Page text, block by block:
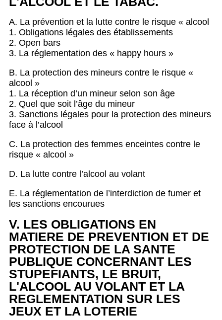
A. La prévention et la lutte contre le risque « alcool
1. Obligations légales des établissements
2. Open bars
3. La réglementation des « happy hours »
B. La protection des mineurs contre le risque «
alcool »
1. La réception d’un mineur selon son âge
2. Quel que soit l’âge du mineur
3. Sanctions légales pour la protection des mineurs
face à l’alcool
C. La protection des femmes enceintes contre le
risque « alcool »
D. La lutte contre l’alcool au volant
E. La réglementation de l’interdiction de fumer et
les sanctions encourues
V. LES OBLIGATIONS EN
MATIERE DE PREVENTION ET DE
PROTECTION DE LA SANTE
PUBLIQUE CONCERNANT LES
STUPEFIANTS, LE BRUIT,
L'ALCOOL AU VOLANT ET LA
REGLEMENTATION SUR LES
JEUX ET LA LOTERIE